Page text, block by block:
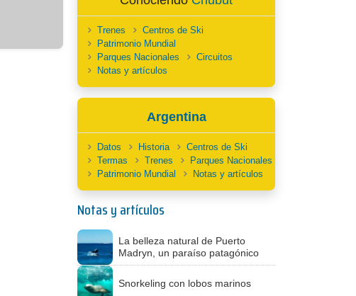
Trenes
Centros de Ski
Patrimonio Mundial
Parques Nacionales
Circuitos
Notas y artículos
Argentina
Datos Historia
Centros de Ski
Termas
Trenes
Parques Nacionales
Patrimonio Mundial
Notas y artículos
Notas y artículos
La belleza natural de Puerto
Madryn, un paraíso patagónico
Snorkeling con lobos marinos